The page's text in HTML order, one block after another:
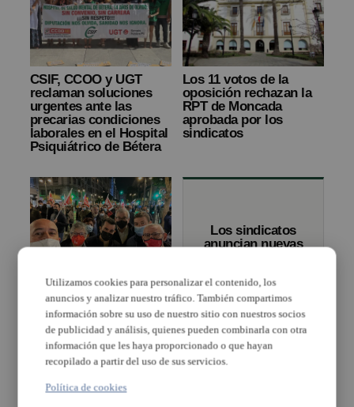
CSIF, CCOO y UGT
reclaman soluciones
urgentes ante las
precarias condiciones
laborales en el Hospital
Psiquiátrico de Bétera
Los 11 votos de la
oposición rechazan la
RPT de Moncada
aprobada por los
sindicatos
L’Horta también
presente en la
manifestación para
exigir el fin de la
infrafinanciación
Los sindicatos
anuncian nuevas
revierte los
recortes en
Correos
Utilizamos cookies para personalizar el contenido, los
anuncios y analizar nuestro tráfico. También compartimos
información sobre su uso de nuestro sitio con nuestros socios
de publicidad y análisis, quienes pueden combinarla con otra
información que les haya proporcionado o que hayan
recopilado a partir del uso de sus servicios.
Política de cookies